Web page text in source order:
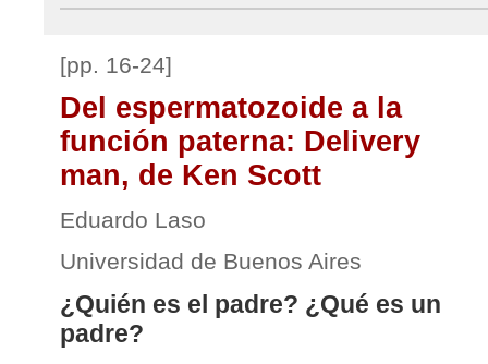
[pp. 16-24]
Del espermatozoide a la
función paterna: Delivery
man, de Ken Scott
Eduardo Laso
Universidad de Buenos Aires
¿Quién es el padre? ¿Qué es un
padre?